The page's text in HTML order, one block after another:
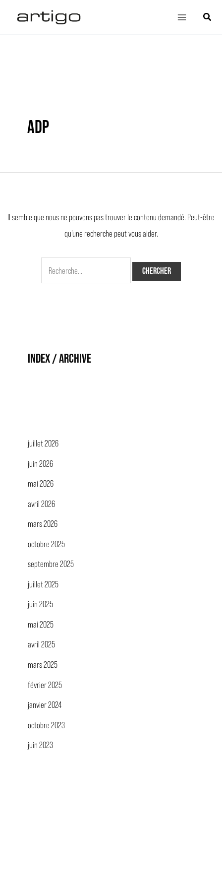
Main
ADP
Il semble que nous ne pouvons pas trouver le contenu demandé. Peut-être
qu’une recherche peut vous aider.
Rechercher :
INDEX / ARCHIVE
juillet 2026
juin 2026
mai 2026
avril 2026
mars 2026
octobre 2025
septembre 2025
juillet 2025
juin 2025
mai 2025
avril 2025
mars 2025
février 2025
janvier 2024
octobre 2023
juin 2023